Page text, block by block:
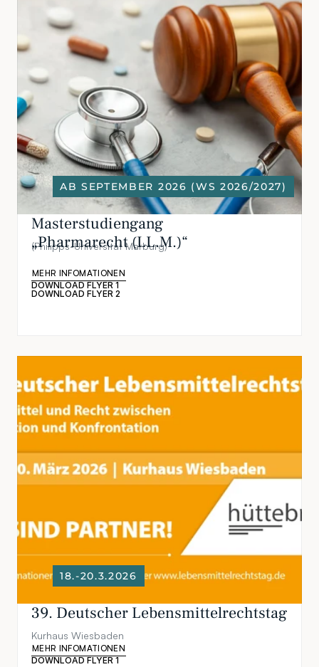
AB SEPTEMBER 2026 (WS 2026/2027)
Masterstudiengang
„Pharmarecht (LL.M.)“
(Philipps-Universität Marburg)
MEHR INFOMATIONEN
DOWNLOAD FLYER 1
DOWNLOAD FLYER 2
18.-20.3.2026
39. Deutscher Lebensmittelrechtstag
Kurhaus Wiesbaden
MEHR INFOMATIONEN
DOWNLOAD FLYER 1